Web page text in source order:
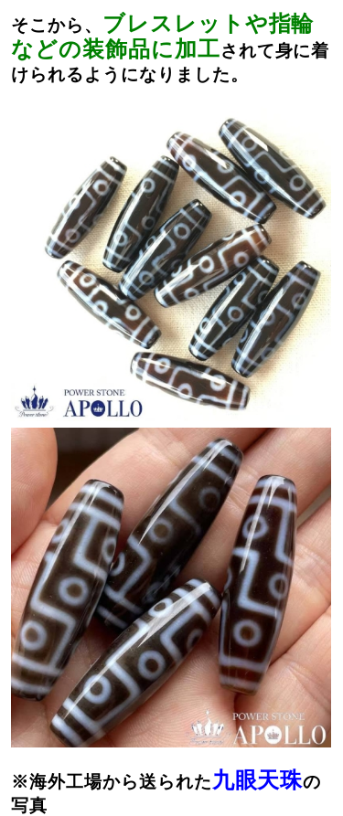
そこから、
ブレスレットや指輪
などの装飾品に加工されて身に着
けられるようになりました。
※海外工場から送られた九眼天珠の
写真